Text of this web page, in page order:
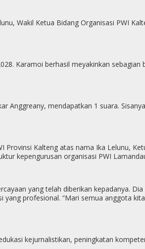
Wakil Ketua Bidang Organisasi PWI
Karamoi berhasil meyakinkan
Anggreany, mendapatkan 1 suara.
Kalteng atas nama Ika Lelunu,
kepengurusan organisasi PWI
yang telah diberikan kepadanya.
profesional. “Mari semua anggota
kejurnalistikan, peningkatan